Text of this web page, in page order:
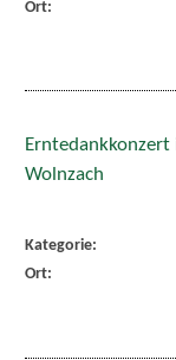
Ort:
Wolnzach
Kategorie:
Ort: